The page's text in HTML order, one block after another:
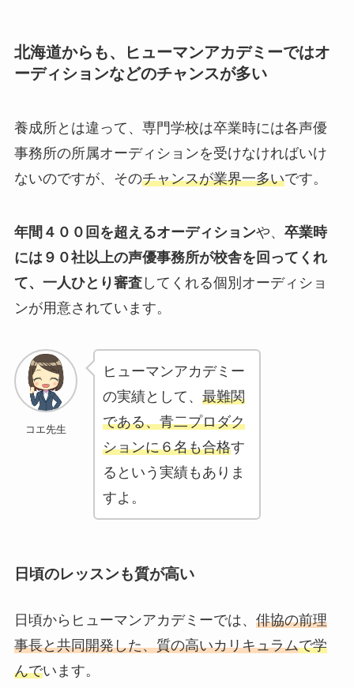
北海道からも、ヒューマンアカデミーではオ
ーディションなどのチャンスが多い
養成所とは違って、専門学校は卒業時には各声優
事務所の所属オーディションを受けなければいけ
ないのですが、そのチャンスが業界一多いです。
年間４００回を超えるオーディションや、 卒業時
には９０社以上の声優事務所が校舎を回ってくれ
て、一人ひとり審査してくれる個別オーディショ
ンが用意されています。
コエ先生
ヒューマンアカデミー
の実績として、 最難関
である、青二プロダク
ションに６名も合格す
るという実績もありま
すよ。
日頃のレッスンも質が高い
日頃からヒューマンアカデミーでは、 俳協の前理
事長と共同開発した、質の高いカリキュラムで学
んでいます。